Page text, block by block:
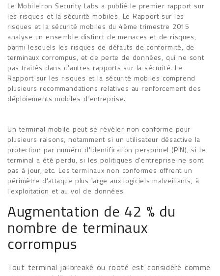
Le MobileIron Security Labs a publié le premier rapport sur
les risques et la sécurité mobiles. Le Rapport sur les
risques et la sécurité mobiles du 4ème trimestre 2015
analyse un ensemble distinct de menaces et de risques,
parmi lesquels les risques de défauts de conformité, de
terminaux corrompus, et de perte de données, qui ne sont
pas traités dans d'autres rapports sur la sécurité. Le
Rapport sur les risques et la sécurité mobiles comprend
plusieurs recommandations relatives au renforcement des
déploiements mobiles d'entreprise.
Un terminal mobile peut se révéler non conforme pour
plusieurs raisons, notamment si un utilisateur désactive la
protection par numéro d'identification personnel (PIN), si le
terminal a été perdu, si les politiques d'entreprise ne sont
pas à jour, etc. Les terminaux non conformes offrent un
périmètre d'attaque plus large aux logiciels malveillants, à
l'exploitation et au vol de données.
Augmentation de 42 % du
nombre de terminaux
corrompus
Tout terminal jailbreaké ou rooté est considéré comme